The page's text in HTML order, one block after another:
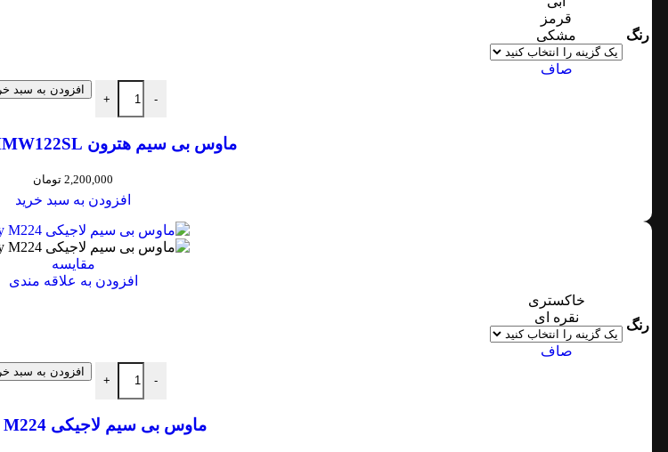
رنگ
قرمز
مشکی
صاف
-
+
افزودن به سبد
ماوس بی سیم هترون HATRON HMW122SL
2,200,000 تومان
افزودن به سبد خرید
مقایسه
افزودن به علاقه مندی
رنگ
خاکستری
نقره ای
صاف
-
+
افزودن به سبد
ماوس بی سیم لاجیکی Logikey M224